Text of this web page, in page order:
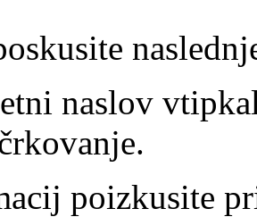
naslov
poizkusite